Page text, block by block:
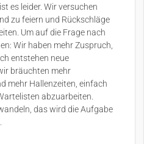
es leider. Wir versuchen
zu feiern und Rückschläge
Um auf die Frage nach
Wir haben mehr Zuspruch,
entstehen neue
bräuchten mehr
mehr Hallenzeiten, einfach
abzuarbeiten.
das wird die Aufgabe